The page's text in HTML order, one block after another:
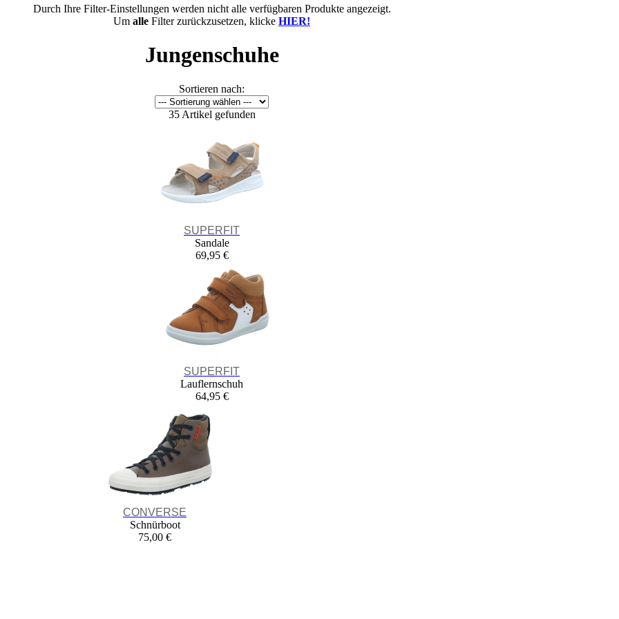
Durch Ihre Filter-Einstellungen werden nicht alle verfügbaren Produkte angezeigt.
Um alle Filter zurückzusetzen, klicke HIER!
Jungenschuhe
Sortieren nach:
35 Artikel gefunden
SUPERFIT
Sandale
69,95 €
SUPERFIT
Lauflernschuh
64,95 €
CONVERSE
Schnürboot
75,00 €